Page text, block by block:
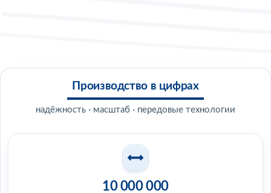
Производство в цифрах
надёжность · масштаб · передовые технологии
10 000 000